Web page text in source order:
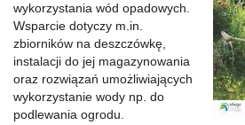
wykorzystania wód opadowych.
Wsparcie dotyczy m.in.
zbiorników na deszczówkę,
instalacji do jej magazynowania
oraz rozwiązań umożliwiających
wykorzystanie wody np. do
podlewania ogrodu.